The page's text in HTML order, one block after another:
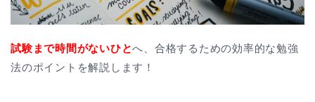
試験まで時間がないひとへ、合格するための効率的な勉強
法のポイントを解説します！